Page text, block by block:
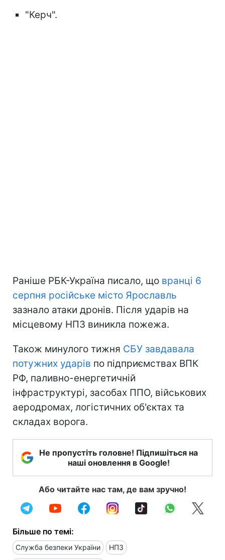
"Керч".
Раніше РБК-Україна писало, що вранці 6
серпня російське місто Ярославль
зазнало атаки дронів. Після ударів на
місцевому НПЗ виникла пожежа.
Також минулого тижня СБУ завдавала
потужних ударів по підприємствах ВПК
РФ, паливно-енергетичній
інфраструктурі, засобах ППО, військових
аеродромах, логістичних об'єктах та
складах ворога.
Не пропустіть головне! Підпишіться на
наші оновлення в Google!
Або читайте нас там, де вам зручно!
Більше по темі:
Служба безпеки України НПЗ